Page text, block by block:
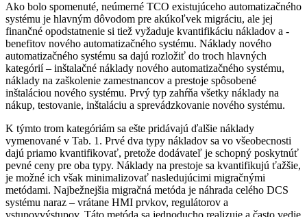
Ako bolo spomenuté, neúmerné TCO existujúceho automatizačného
systému je hlavným dôvodom pre akúkoľvek migráciu, ale jej
finančné opodstatnenie si tiež vyžaduje kvantifikáciu nákladov a ­
benefitov nového automatizačného systému. Náklady nového
automatizačného systému sa dajú rozložiť do troch hlavných
kategórií – inštalačné náklady nového automatizačného systému,
náklady na zaškolenie zamestnancov a prestoje spôsobené
inštaláciou nového systému. Prvý typ zahŕňa všetky náklady na
nákup, testovanie, inštaláciu a sprevádzkovanie nového systému.
K týmto trom kategóriám sa ešte pridávajú ďalšie náklady
vymenované v Tab. 1. Prvé dva typy nákladov sa vo všeobecnosti
dajú priamo kvantifikovať, pretože dodávateľ je schopný poskytnúť
pevné ceny pre oba typy. Náklady na prestoje sa kvantifikujú ťažšie,
je možné ich však minimalizovať nasledujúcimi migračnými
metódami. Najbežnejšia migračná metóda je náhrada celého DCS
systému naraz – vrátane HMI prvkov, regulátorov a